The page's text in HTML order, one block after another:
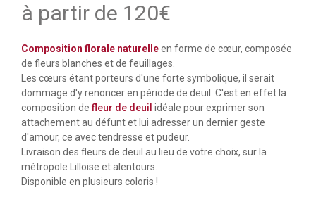
à partir de 120€
Composition florale naturelleen forme de cœur, composée
de fleurs blanches et de feuillages.
Les cœurs étant porteurs d'une forte symbolique, il serait
dommage d'y renoncer en période de deuil. C'est en effet la
composition defleur de deuil idéale pour exprimer son
attachement au défunt et lui adresser un dernier geste
d'amour, ce avec tendresse et pudeur.
Livraison des fleurs de deuil au lieu de votre choix, sur la
métropole Lilloise et alentours.
Disponible en plusieurs coloris !